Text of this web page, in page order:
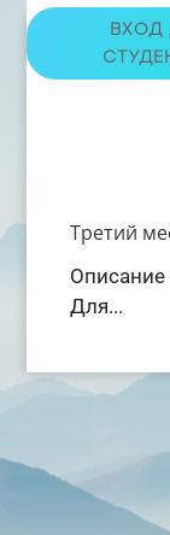
ВХОД
Третий
Описание
Для...